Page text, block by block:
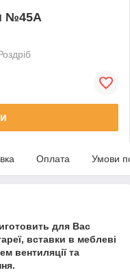
№45А
Оплата Умови
для Вас
вставки в меблеві
вентиляції та